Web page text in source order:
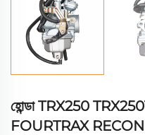
হোন্ডা TRX250
FOURTRAX RECON